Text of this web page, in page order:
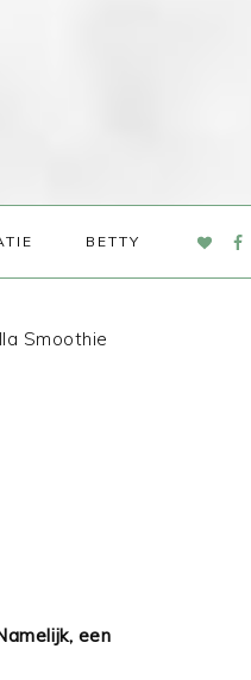
BETTY
NAV
Smoothie
een